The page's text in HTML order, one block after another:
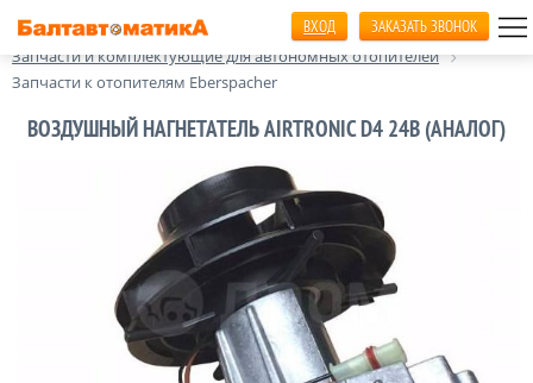
ВХОД ЗАКАЗАТЬ ЗВОНОК
Главная
Автономные отопители салона
Запчасти и комплектующие для автономных отопителей
Запчасти к отопителям Eberspacher
ВОЗДУШНЫЙ НАГНЕТАТЕЛЬ AIRTRONIC D4 24В (АНАЛОГ)